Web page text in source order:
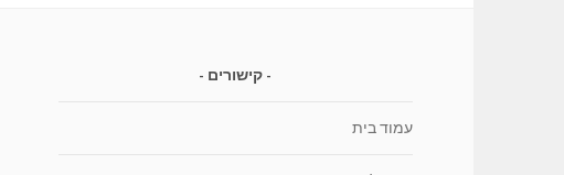
קישורים
עמוד בית